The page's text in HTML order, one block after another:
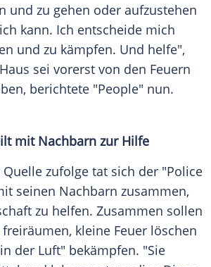
und zu gehen oder aufzustehen
kann. Ich entscheide mich
und zu kämpfen. Und helfe",
sei vorerst von den Feuern
berichtete "People" nun.
mit Nachbarn zur Hilfe
Quelle zufolge tat sich der "Police
seinen Nachbarn zusammen,
zu helfen. Zusammen sollen
kleine Feuer löschen
der Luft" bekämpfen. "Sie